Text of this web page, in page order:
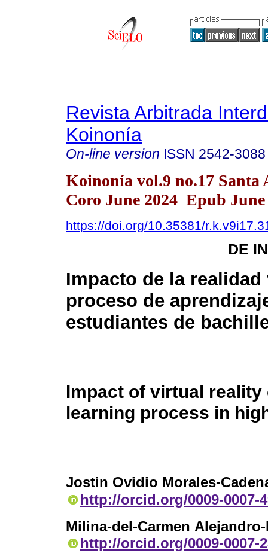
Revista Arbitrada
Koinonía
On-line version ISSN 2542-3088
Koinonía vol.9 no.17 Santa
Coro June 2024 Epub June
https://doi.org/10.35381/
DE
Impacto de la
proceso de
estudiantes de
Impact of virtual reality
learning process in
Jostin Ovidio Morales-
http://orcid.org/0009-0007-
Milina-del-Carmen
http://orcid.org/0009-0007-